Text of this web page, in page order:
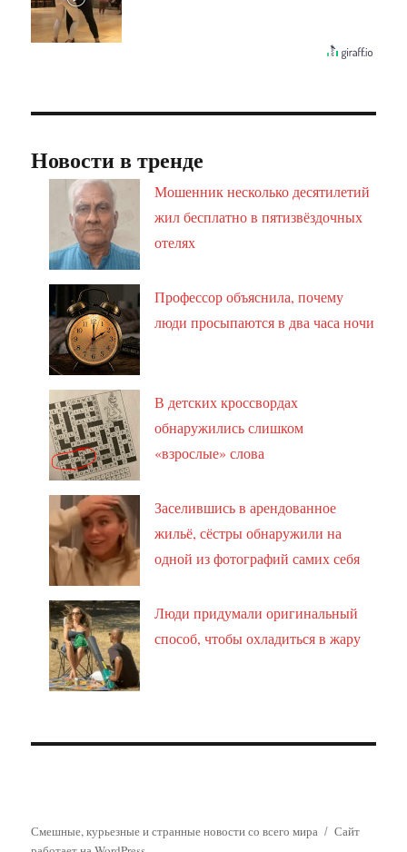
Новости в тренде
Мошенник несколько десятилетий
жил бесплатно в пятизвёздочных
отелях
Профессор объяснила, почему
люди просыпаются в два часа ночи
В детских кроссвордах
обнаружились слишком
«взрослые» слова
Заселившись в арендованное
жильё, сёстры обнаружили на
одной из фотографий самих себя
Люди придумали оригинальный
способ, чтобы охладиться в жару
Смешные, курьезные и странные новости со всего мира
Сайт